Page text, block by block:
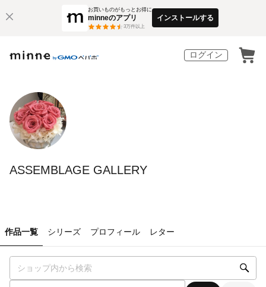
お買いものがもっとお得に
minneのアプリ
3万件以上
インストールする
ログイン
ASSEMBLAGE GALLERY
作品一覧 シリーズ プロフィール レター